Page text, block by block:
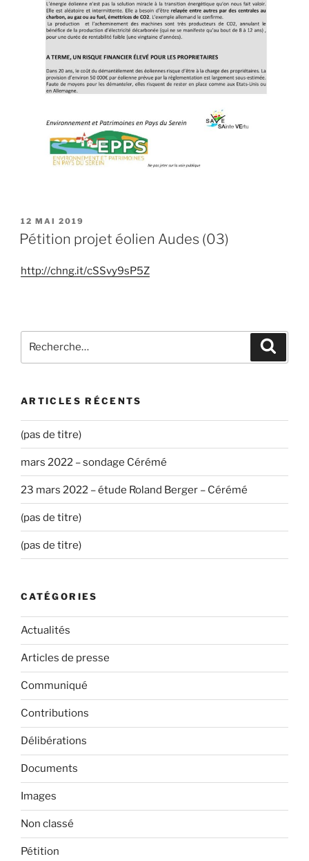
PUBLIÉ
LE
12 MAI 2019
Pétition projet éolien Audes (03)
http://chng.it/cSSvy9sP5Z
pour
ARTICLES RÉCENTS
(pas de titre)
mars 2022 – sondage Cérémé
23 mars 2022 – étude Roland Berger – Cérémé
(pas de titre)
(pas de titre)
CATÉGORIES
Actualités
Articles de presse
Communiqué
Contributions
Délibérations
Documents
Images
Non classé
Pétition